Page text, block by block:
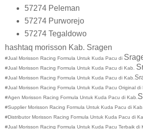
57274 Peleman
57274 Purworejo
57274 Tegaldowo
hashtaq morisson Kab. Sragen
#Jual Morisson Racing Formula Untuk Kuda Pacu di
#Jual Morisson Racing Formula Untuk Kuda Pacu di Kab.
#Jual Morisson Racing Formula Untuk Kuda Pacu di Kab.
#Jual Morisson Racing Formula Untuk Kuda Pacu Original di
#Agen Morisson Racing Formula Untuk Kuda Pacu di Kab.
#Supplier Morisson Racing Formula Untuk Kuda Pacu di Kab.
#Distributor Morisson Racing Formula Untuk Kuda Pacu di
#Jual Morisson Racing Formula Untuk Kuda Pacu Terbaik di